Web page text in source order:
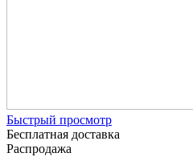
Быстрый просмотр
Бесплатная доставка
Распродажа